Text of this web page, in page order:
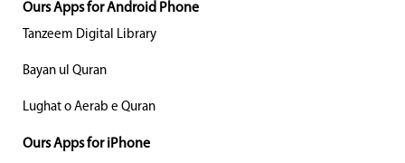
Ours Apps for Android Phone
Tanzeem Digital Library
Bayan ul Quran
Lughat o Aerab e Quran
Ours Apps for iPhone